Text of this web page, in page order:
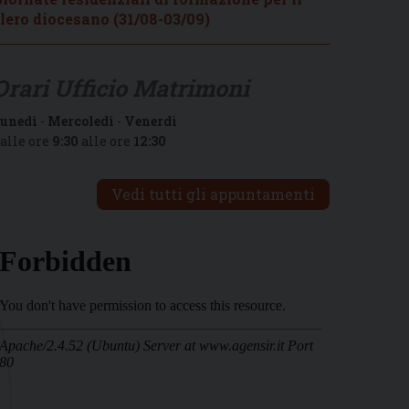
diocesano (31/08-03/09)
- Mercoledì - Venerdì
ore 9:30 alle ore 12:30
Vedi tutti gli appuntamenti